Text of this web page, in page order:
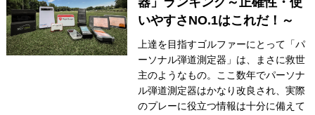
いやすさNO.1はこれだ！～
上達を目指すゴルファーにとって「パ
ーソナル弾道測定器」は、まさに救世
主のようなもの。ここ数年でパーソナ
ル弾道測定器はかなり改良され、実際
のプレーに役立つ情報は十分に備えて